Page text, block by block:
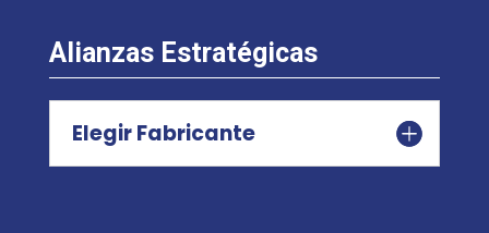
Alianzas Estratégicas
Elegir Fabricante